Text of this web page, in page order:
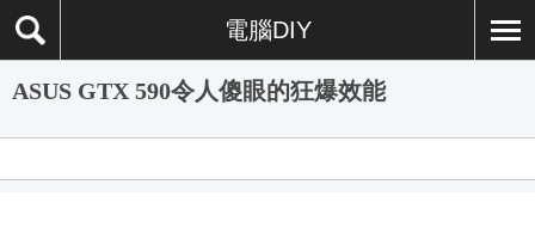
電腦DIY
ASUS GTX 590令人傻眼的狂爆效能